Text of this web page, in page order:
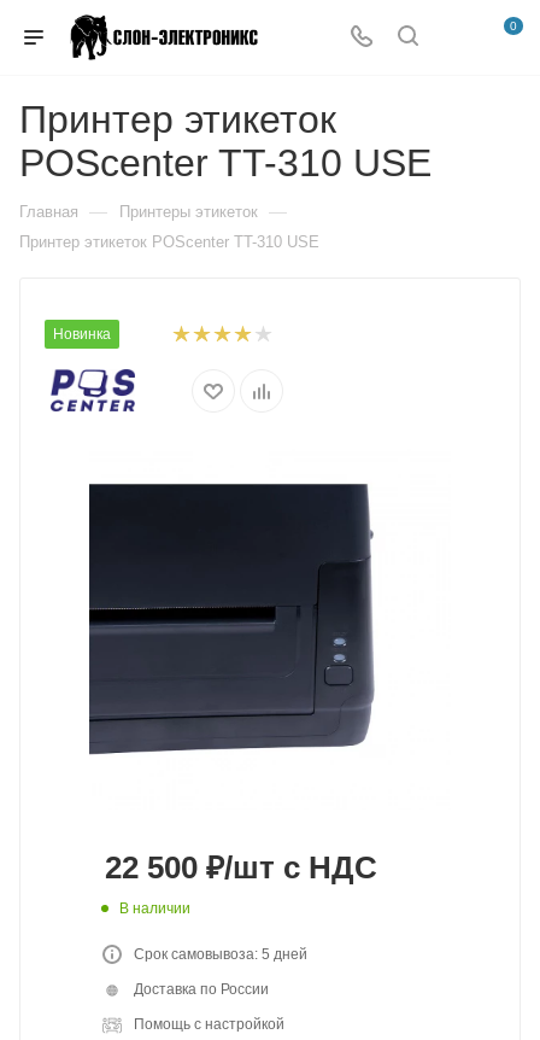
0
Принтер этикеток
POScenter TT-310 USE
Главная — Принтеры этикеток —
Принтер этикеток POScenter TT-310 USE
Новинка
22 500 ₽/шт с НДС
В наличии
Срок самовывоза: 5 дней
Доставка по России
Помощь с настройкой